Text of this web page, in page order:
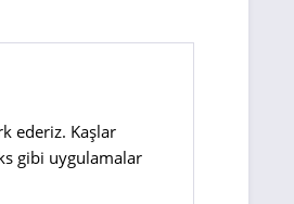
ederiz. Kaşlar
gibi uygulamalar